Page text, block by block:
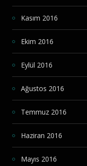
Kasım 2016
Ekim 2016
Eylül 2016
Ağustos 2016
Temmuz 2016
Haziran 2016
Mayıs 2016